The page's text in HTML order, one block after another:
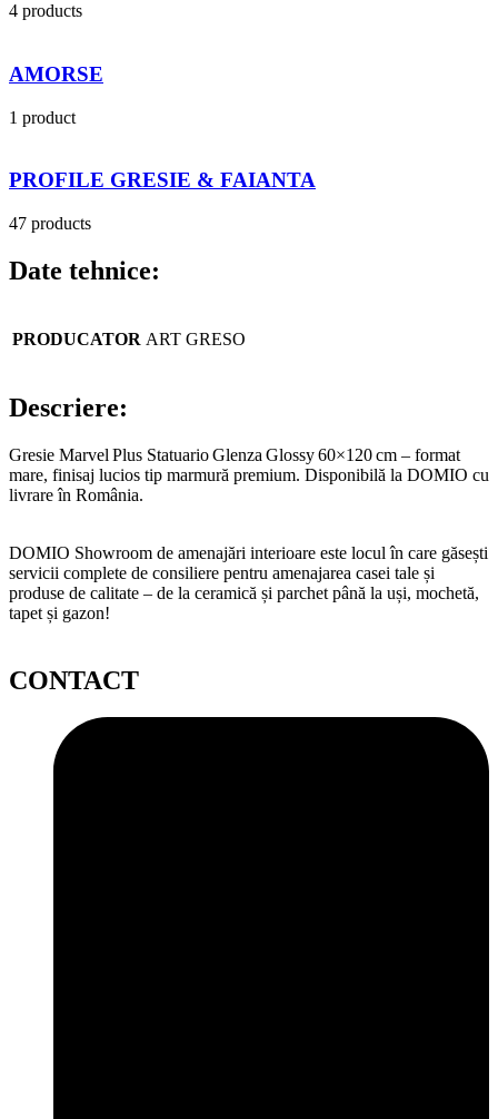
4 products
AMORSE
1 product
PROFILE GRESIE & FAIANTA
47 products
Date tehnice:
PRODUCATOR ART GRESO
Descriere:
Gresie Marvel Plus Statuario Glenza Glossy 60×120 cm – format
mare, finisaj lucios tip marmură premium. Disponibilă la DOMIO cu
livrare în România.
DOMIO Showroom de amenajări interioare este locul în care găsești
servicii complete de consiliere pentru amenajarea casei tale și
produse de calitate – de la ceramică și parchet până la uși, mochetă,
tapet și gazon!
CONTACT